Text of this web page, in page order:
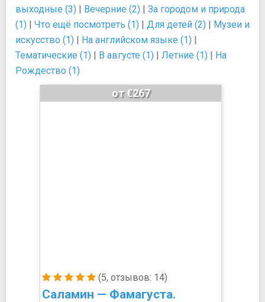
выходные (3) | Вечерние (2) | За городом и природа
(1) | Что ещё посмотреть (1) | Для детей (2) | Музеи и
искусство (1) | На английском языке (1) |
Тематические (1) | В августе (1) | Летние (1) | На
Рождество (1)
(5, отзывов: 14)
Саламин — Фамагуста.
от €267